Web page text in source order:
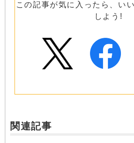
この記事が気に入ったら、い
しよう!
関連記事